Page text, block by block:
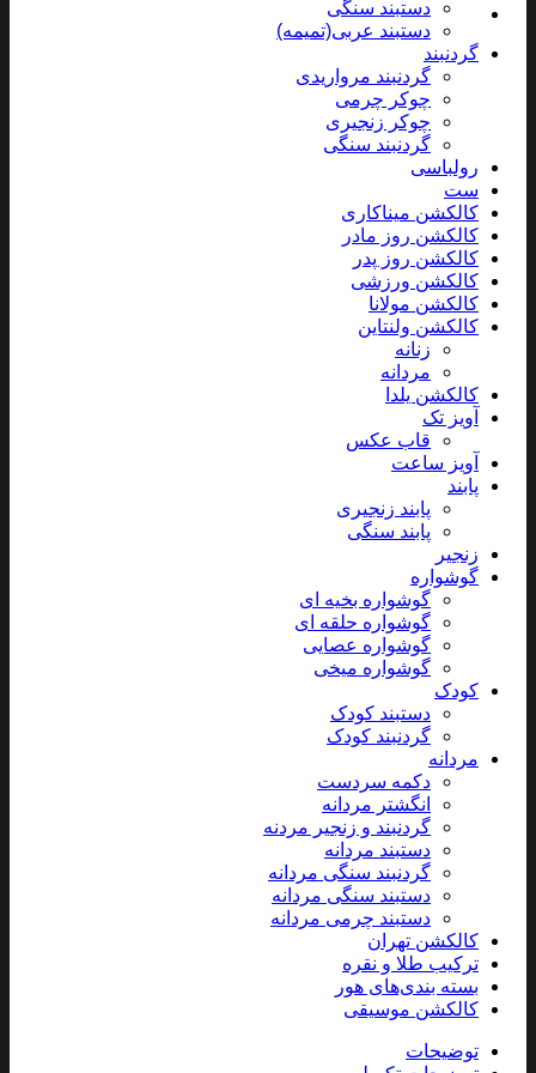
دستبند سنگی
دستبند عربی(تمیمه)
گردنبند
گردنبند مرواریدی
چوکر چرمی
چوکر زنجیری
گردنبند سنگی
رولباسی
ست
کالکشن میناکاری
کالکشن روز مادر
کالکشن روز پدر
کالکشن ورزشی
کالکشن مولانا
کالکشن ولنتاین
زنانه
مردانه
کالکشن یلدا
آویز تک
قاب عکس
آویز ساعت
پابند
پابند زنجیری
پابند سنگی
زنجیر
گوشواره
گوشواره بخیه ای
گوشواره حلقه ای
گوشواره عصایی
گوشواره میخی
کودک
دستبند کودک
گردنبند کودک
مردانه
دکمه سردست
انگشتر مردانه
گردنبند و زنجیر مردنه
دستبند مردانه
گردنبند سنگی مردانه
دستبند سنگی مردانه
دستبند چرمی مردانه
کالکشن تهران
ترکیب طلا و نقره
بسته بندی‌های هور
کالکشن موسیقی
توضیحات